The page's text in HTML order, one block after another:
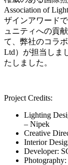
Association of
ザインアワード
ュニティへの貢
て、弊社のコラ
Ltd）が担当しま
たしました。
Project Credits:
Lighting
– Nipek
Creative
Interior
Developer: